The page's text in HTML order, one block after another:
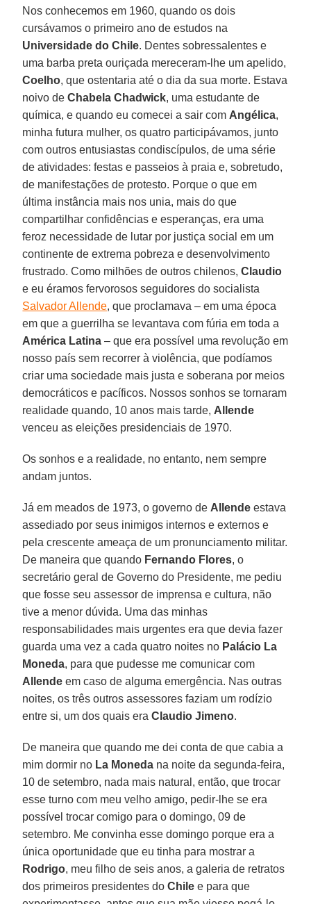
Nos conhecemos em 1960, quando os dois
cursávamos o primeiro ano de estudos na
Universidade do Chile. Dentes sobressalentes e
uma barba preta ouriçada mereceram-lhe um apelido,
Coelho, que ostentaria até o dia da sua morte. Estava
noivo deChabela Chadwick, uma estudante de
química, e quando eu comecei a sair com Angélica,
minha futura mulher, os quatro participávamos, junto
com outros entusiastas condiscípulos, de uma série
de atividades: festas e passeios à praia e, sobretudo,
de manifestações de protesto. Porque o que em
última instância mais nos unia, mais do que
compartilhar confidências e esperanças, era uma
feroz necessidade de lutar por justiça social em um
continente de extrema pobreza e desenvolvimento
frustrado. Como milhões de outros chilenos,Claudio
e eu éramos fervorosos seguidores do socialista
Salvador Allende, que proclamava – em uma época
em que a guerrilha se levantava com fúria em toda a
América Latina – que era possível uma revolução em
nosso país sem recorrer à violência, que podíamos
criar uma sociedade mais justa e soberana por meios
democráticos e pacíficos. Nossos sonhos se tornaram
realidade quando, 10 anos mais tarde, Allende
venceu as eleições presidenciais de 1970.
Os sonhos e a realidade, no entanto, nem sempre
andam juntos.
Já em meados de 1973, o governo de Allende estava
assediado por seus inimigos internos e externos e
pela crescente ameaça de um pronunciamento militar.
De maneira que quando Fernando Flores, o
secretário geral de Governo do Presidente, me pediu
que fosse seu assessor de imprensa e cultura, não
tive a menor dúvida. Uma das minhas
responsabilidades mais urgentes era que devia fazer
guarda uma vez a cada quatro noites no Palácio La
Moneda, para que pudesse me comunicar com
Allende em caso de alguma emergência. Nas outras
noites, os três outros assessores faziam um rodízio
entre si, um dos quais eraClaudio Jimeno.
De maneira que quando me dei conta de que cabia a
mim dormir no La Moneda na noite da segunda-feira,
10 de setembro, nada mais natural, então, que trocar
esse turno com meu velho amigo, pedir-lhe se era
possível trocar comigo para o domingo, 09 de
setembro. Me convinha esse domingo porque era a
única oportunidade que eu tinha para mostrar a
Rodrigo, meu filho de seis anos, a galeria de retratos
dos primeiros presidentes doChile e para que